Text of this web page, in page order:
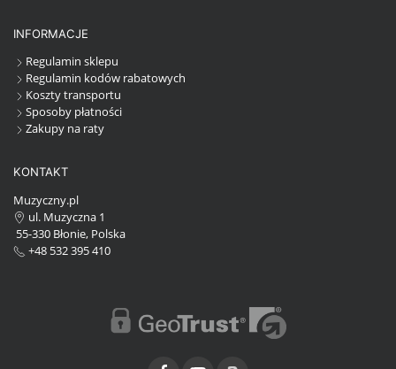
INFORMACJE
Regulamin sklepu
Regulamin kodów rabatowych
Koszty transportu
Sposoby płatności
Zakupy na raty
KONTAKT
Muzyczny.pl
ul. Muzyczna 1
55-330 Błonie, Polska
+48 532 395 410